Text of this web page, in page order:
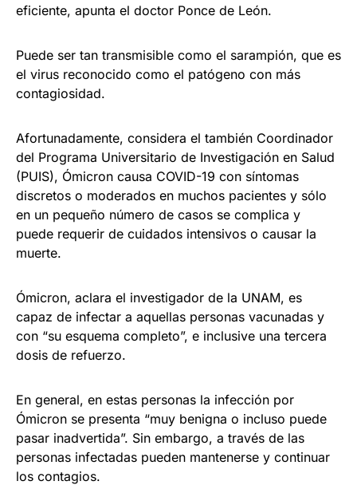
eficiente, apunta el doctor Ponce de León.
Puede ser tan transmisible como el sarampión, que es
el virus reconocido como el patógeno con más
contagiosidad.
Afortunadamente, considera el también Coordinador
del Programa Universitario de Investigación en Salud
(PUIS), Ómicron causa COVID-19 con síntomas
discretos o moderados en muchos pacientes y sólo
en un pequeño número de casos se complica y
puede requerir de cuidados intensivos o causar la
muerte.
Ómicron, aclara el investigador de la UNAM, es
capaz de infectar a aquellas personas vacunadas y
con “su esquema completo”, e inclusive una tercera
dosis de refuerzo.
En general, en estas personas la infección por
Ómicron se presenta “muy benigna o incluso puede
pasar inadvertida”. Sin embargo, a través de las
personas infectadas pueden mantenerse y continuar
los contagios.